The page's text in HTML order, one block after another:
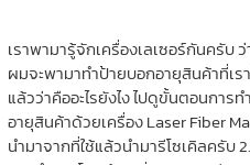
เราพามารู้จักเครื่องเลเซอร์กันครับ
ผมจะพามาทำป้ายบอกอายุสินค้าที่เ
แล้วว่าคืออะไรยังไง ไปดูขั้นตอนกา
อายุสินค้าด้วยเครื่อง Laser Fiber
นำมาจากที่ใช้แล้วนำมารีโซเคิลครับ